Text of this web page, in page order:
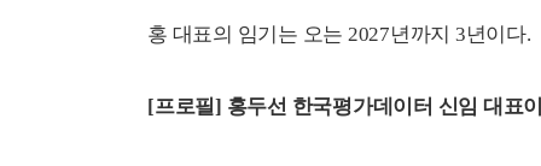
홍 대표의 임기는 오는 2027년까지 3년이다.
[프로필] 홍두선 한국평가데이터 신임 대표